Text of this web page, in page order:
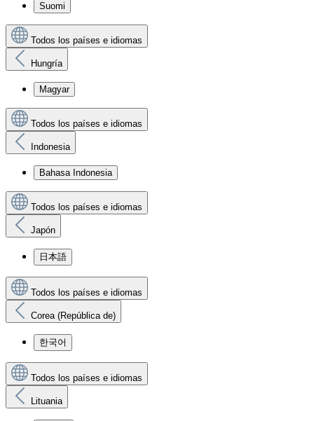
Suomi
Todos los países e idiomas
Hungría
Magyar
Todos los países e idiomas
Indonesia
Bahasa Indonesia
Todos los países e idiomas
Japón
日本語
Todos los países e idiomas
Corea (República de)
한국어
Todos los países e idiomas
Lituania